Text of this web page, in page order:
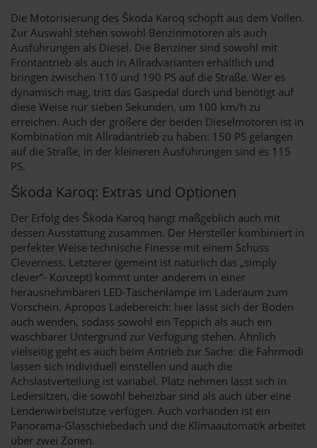
Die Motorisierung des Škoda Karoq schöpft aus dem Vollen.
Zur Auswahl stehen sowohl Benzinmotoren als auch
Ausführungen als Diesel. Die Benziner sind sowohl mit
Frontantrieb als auch in Allradvarianten erhältlich und
bringen zwischen 110 und 190 PS auf die Straße. Wer es
dynamisch mag, tritt das Gaspedal durch und benötigt auf
diese Weise nur sieben Sekunden, um 100 km/h zu
erreichen. Auch der größere der beiden Dieselmotoren ist in
Kombination mit Allradantrieb zu haben: 150 PS gelangen
auf die Straße, in der kleineren Ausführungen sind es 115
PS.
Škoda Karoq: Extras und Optionen
Der Erfolg des Škoda Karoq hängt maßgeblich auch mit
dessen Ausstattung zusammen. Der Hersteller kombiniert in
perfekter Weise technische Finesse mit einem Schuss
Cleverness. Letzterer (gemeint ist natürlich das „simply
clever“- Konzept) kommt unter anderem in einer
herausnehmbaren LED-Taschenlampe im Laderaum zum
Vorschein. Apropos Ladebereich: hier lässt sich der Boden
auch wenden, sodass sowohl ein Teppich als auch ein
waschbarer Untergrund zur Verfügung stehen. Ähnlich
vielseitig geht es auch beim Antrieb zur Sache: die Fahrmodi
lassen sich individuell einstellen und auch die
Achslastverteilung ist variabel. Platz nehmen lässt sich in
Ledersitzen, die sowohl beheizbar sind als auch über eine
Lendenwirbelstütze verfügen. Auch vorhanden ist ein
Panorama-Glasschiebedach und die Klimaautomatik arbeitet
über zwei Zonen.